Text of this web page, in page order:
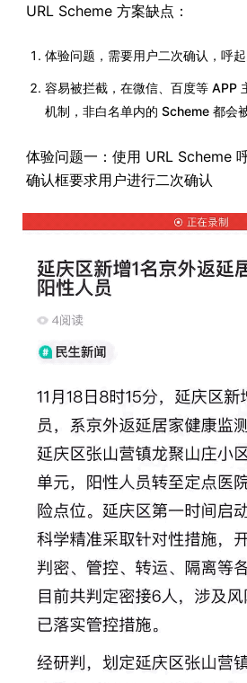
URL Scheme 方案缺点：
体验问题，需要用户二次确认，呼
容易被拦截，在微信、百度等 APP
机制，非白名单内的 Scheme 都会
体验问题一：使用 URL Scheme
确认框要求用户进行二次确认